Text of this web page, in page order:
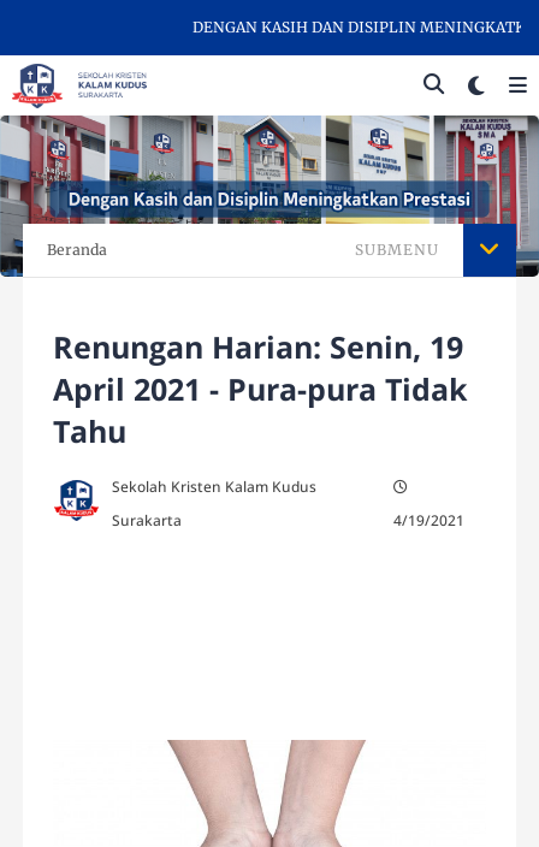
DENGAN KASIH DAN DISIPLIN MENINGKATKAN
Beranda SUBMENU
Renungan Harian: Senin, 19
April 2021 - Pura-pura Tidak
Tahu
Sekolah Kristen Kalam Kudus
Surakarta
4/19/2021